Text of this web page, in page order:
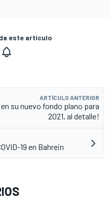
este artículo
ARTÍCULO ANTERIOR
su nuevo fondo plano para
2021, al detalle!
19 en Bahrein